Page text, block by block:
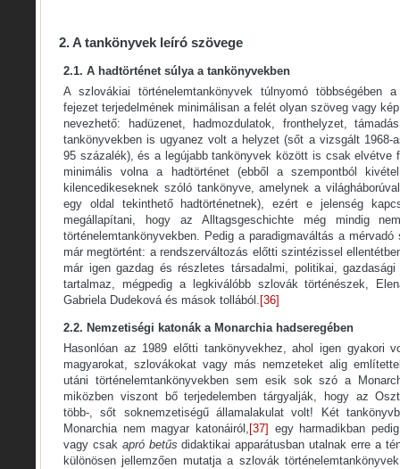
2. A tankönyvek leíró szövege
2.1. A hadtörténet súlya a tankönyvekben
A szlovákiai történelemtankönyvek túlnyomó többségében
fejezet terjedelmének minimálisan a felét olyan szöveg vagy
nevezhető: hadüzenet, hadmozdulatok, fronthelyzet,
tankönyvekben is ugyanez volt a helyzet (sőt a vizsgált 1968-
95 százalék), és a legújabb tankönyvek között is csak elvétve
minimális volna a hadtörténet (ebből a szempontból
kilencedikeseknek szóló tankönyve, amelynek a
egy oldal tekinthető hadtörténetnek), ezért e jelenség
megállapítani, hogy az Alltagsgeschichte még mindig
történelemtankönyvekben. Pedig a paradigmaváltás a mérvadó
már megtörtént: a rendszerváltozás előtti szintézissel
már igen gazdag és részletes társadalmi, politikai,
tartalmaz, mégpedig a legkiválóbb szlovák történészek,
Gabriela Dudeková és mások tollából. [36]
2.2. Nemzetiségi katonák a Monarchia hadseregében
Hasonlóan az 1989 előtti tankönyvekhez, ahol igen gyakori
magyarokat, szlovákokat vagy más nemzeteket alig
utáni történelemtankönyvekben sem esik sok szó a
miközben viszont bő terjedelemben tárgyalják, hogy az
több-, sőt soknemzetiségű államalakulat volt! Két
Monarchia nem magyar katonáiról, [37] egy harmadikban
vagy csak apró betűsdidaktikai apparátusban utalnak erre a
különösen jellemzően mutatja a szlovák